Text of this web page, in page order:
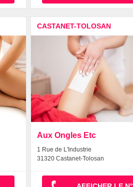
CASTANET-TOLOSAN
Aux Ongles Etc
1 Rue de L'Industrie
31320 Castanet-Tolosan